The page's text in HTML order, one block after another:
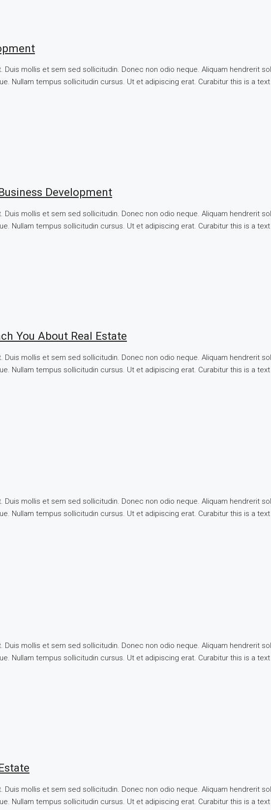
mollis et sem sed sollicitudin. Donec non odio neque. Aliquam hendrerit
Nullam tempus sollicitudin cursus. Ut et adipiscing erat. Curabitur this is a
Development
mollis et sem sed sollicitudin. Donec non odio neque. Aliquam hendrerit
Nullam tempus sollicitudin cursus. Ut et adipiscing erat. Curabitur this is a
You About Real Estate
mollis et sem sed sollicitudin. Donec non odio neque. Aliquam hendrerit
Nullam tempus sollicitudin cursus. Ut et adipiscing erat. Curabitur this is a
mollis et sem sed sollicitudin. Donec non odio neque. Aliquam hendrerit
Nullam tempus sollicitudin cursus. Ut et adipiscing erat. Curabitur this is a
mollis et sem sed sollicitudin. Donec non odio neque. Aliquam hendrerit
Nullam tempus sollicitudin cursus. Ut et adipiscing erat. Curabitur this is a
mollis et sem sed sollicitudin. Donec non odio neque. Aliquam hendrerit
Nullam tempus sollicitudin cursus. Ut et adipiscing erat. Curabitur this is a